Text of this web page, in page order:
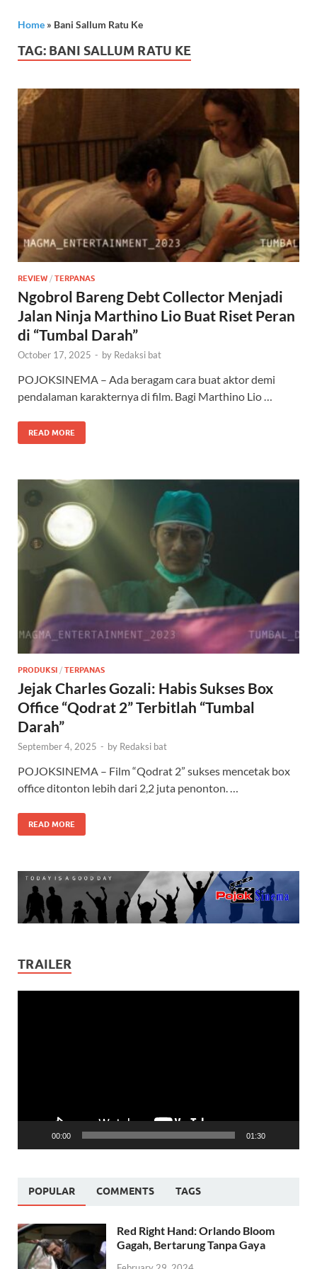
Home » Bani Sallum Ratu Ke
TAG: BANI SALLUM RATU KE
REVIEW / TERPANAS
Ngobrol Bareng Debt Collector Menjadi
Jalan Ninja Marthino Lio Buat Riset Peran
di “Tumbal Darah”
October 17, 2025 - by Redaksi bat
POJOKSINEMA – Ada beragam cara buat aktor demi
pendalaman karakternya di film. Bagi Marthino Lio …
READ MORE
PRODUKSI / TERPANAS
Jejak Charles Gozali: Habis Sukses Box
Office “Qodrat 2” Terbitlah “Tumbal
Darah”
September 4, 2025 - by Redaksi bat
POJOKSINEMA – Film “Qodrat 2” sukses mencetak box
office ditonton lebih dari 2,2 juta penonton. …
READ MORE
TRAILER
00:00 01:30
POPULAR COMMENTS TAGS
Red Right Hand: Orlando Bloom
Gagah, Bertarung Tanpa Gaya